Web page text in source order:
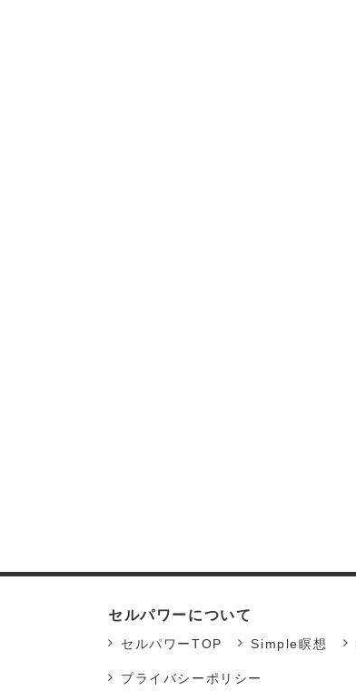
セルパワーについて
セルパワーTOP Simple瞑想
プライバシーポリシー